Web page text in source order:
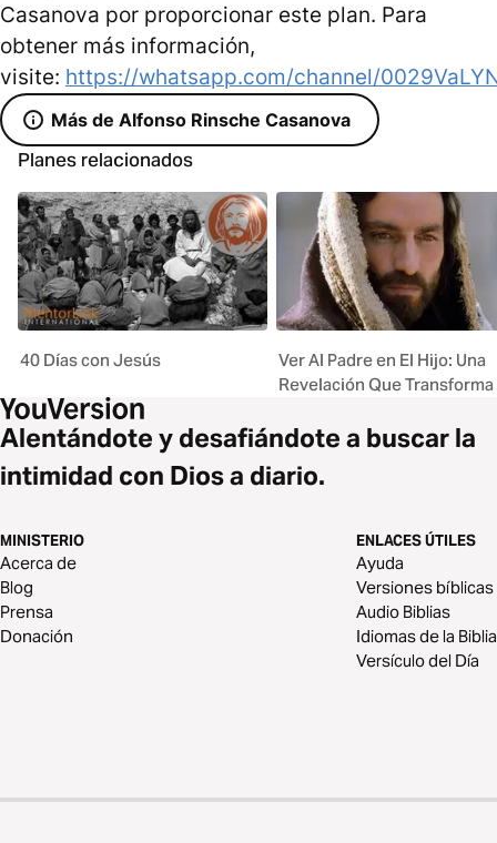
Casanova por proporcionar este plan. Para
obtener más información,
visite: https://whatsapp.com/channel/
Más de Alfonso Rinsche Casanova
Planes relacionados
40 Días con Jesús
Ver Al Padre en El Hijo: Una
Revelación Que Transforma
Alentándote y desafiándote a buscar la
intimidad con Dios a diario.
MINISTERIO
Acerca de
Blog
Prensa
Donación
ENLACES ÚTILES
Ayuda
Versiones bíblicas
Audio Biblias
Idiomas de la Biblia
Versículo del Día